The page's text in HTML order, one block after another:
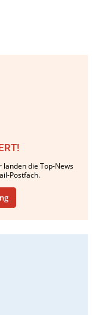
landen die Top-News
Postfach.